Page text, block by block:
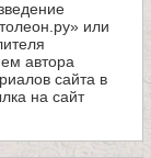
или
автора
сайта в
на сайт